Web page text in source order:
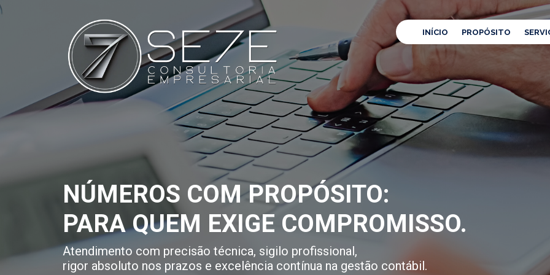
INÍCIO PROPÓSITO
NÚMEROS COM PROPÓSITO:
PARA QUEM EXIGE COMPROMISSO.
Atendimento com precisão técnica, sigilo profissional,
rigor absoluto nos prazos e excelência contínua na gestão contábil.